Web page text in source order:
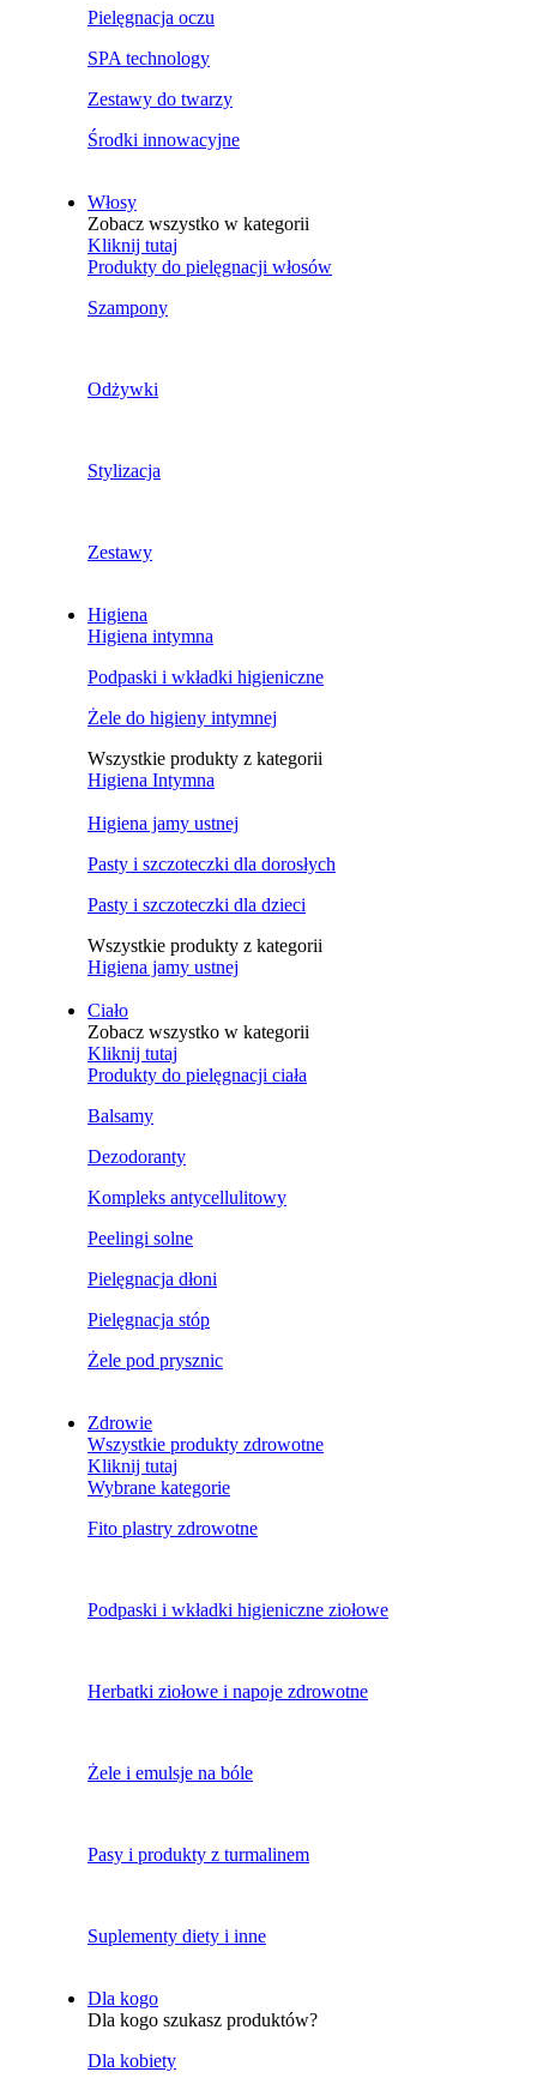
Pielęgnacja oczu
SPA technology
Zestawy do twarzy
Środki innowacyjne
Włosy
Zobacz wszystko w kategorii
Kliknij tutaj
Produkty do pielęgnacji włosów
Szampony
Odżywki
Stylizacja
Zestawy
Higiena
Higiena intymna
Podpaski i wkładki higieniczne
Żele do higieny intymnej
Wszystkie produkty z kategorii
Higiena Intymna
Higiena jamy ustnej
Pasty i szczoteczki dla dorosłych
Pasty i szczoteczki dla dzieci
Wszystkie produkty z kategorii
Higiena jamy ustnej
Ciało
Zobacz wszystko w kategorii
Kliknij tutaj
Produkty do pielęgnacji ciała
Balsamy
Dezodoranty
Kompleks antycellulitowy
Peelingi solne
Pielęgnacja dłoni
Pielęgnacja stóp
Żele pod prysznic
Zdrowie
Wszystkie produkty zdrowotne
Kliknij tutaj
Wybrane kategorie
Fito plastry zdrowotne
Podpaski i wkładki higieniczne ziołowe
Herbatki ziołowe i napoje zdrowotne
Żele i emulsje na bóle
Pasy i produkty z turmalinem
Suplementy diety i inne
Dla kogo
Dla kogo szukasz produktów?
Dla kobiety